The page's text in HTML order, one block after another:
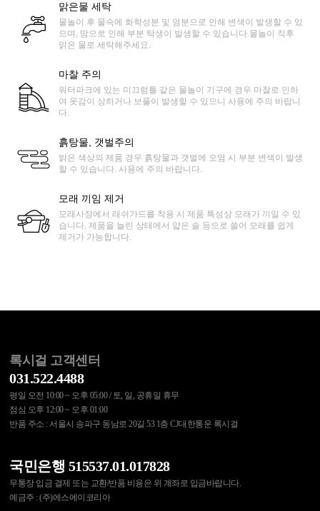
맑은물 세탁
물놀이 후 물속에 화학성분 및 염분으로 인해 변색이 발생할 수 있
으며, 땀으로 인해 부분 탁생이 발생할 수 있습니다.물놀이 직후
맑은 물로 세탁해주세요.
마찰 주의
워터파크에 있는 미끄럼틀 같은 물놀이 기구에 경우 마찰로 인하
여 옷감이 상하거나 보풀이 발생할 수 있으니 사용에 주의 바랍니
다.
흙탕물, 갯벌주의
밝은 색상의 제품 경우 흙탕물과 갯벌에 오염 시 부분 변색이 발생
할 수 있습니다. 사용에 주의 바랍니다.
모래 끼임 제거
모래사장에서 래쉬가드를 착용 시 제품 특성상 모래가 끼일 수 있
습니다. 제품을 늘린 상태에서 얇은 솔 등으로 쓸어 모래를 쉽게
제거가 가능합니다.
록시걸 고객센터
031.522.4488
평일 오전 10:00 ~ 오후 05:00 / 토, 일, 공휴일 휴무
점심 오후 12:00 ~ 오후 01:00
반품 주소 : 서울시 송파구 동남로 20길 53 1층 CJ대한통운 록시걸
국민은행 515537.01.017828
무통장 입금 결제 또는 교환/반품 비용은 위 계좌로 입금바랍니다.
예금주 : (주)에스에이코리아